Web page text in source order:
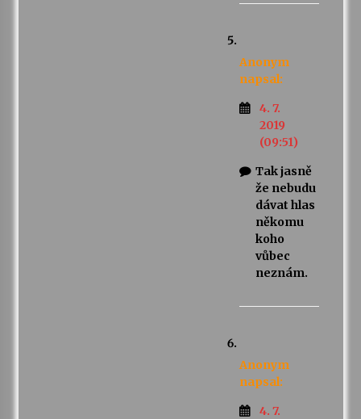
Anonym
napsal:
4. 7.
2019
(09:51)
Tak jasně
že nebudu
dávat hlas
někomu
koho
vůbec
neznám.
Anonym
napsal:
4. 7.